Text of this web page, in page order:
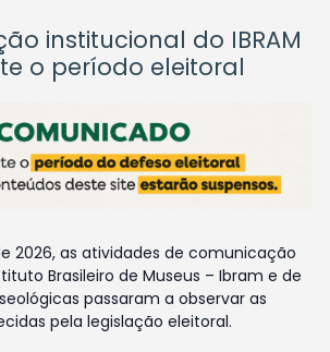
institucional do IBRAM
o período eleitoral
2026, as atividades de comunicação
Brasileiro de Museus – Ibram e de
passaram a observar as
pela legislação eleitoral.